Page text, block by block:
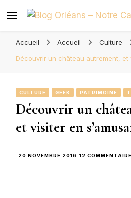
Accueil Accueil
Culture
Découvrir un château autrement, et
CULTURE GEEK PATRIMOINE
Découvrir un
et visiter en
20 NOVEMBRE 2016 12